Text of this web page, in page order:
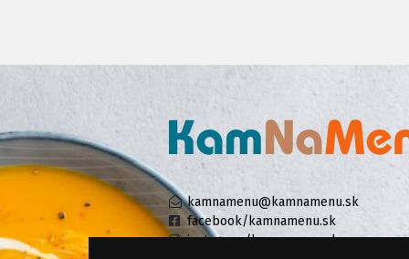
kamnamenu@kamnamenu.sk
facebook/kamnamenu.sk
instagram/kamnamenu.sk